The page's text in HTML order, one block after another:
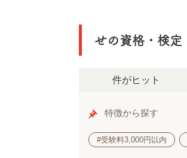
せの資格・検定
37件がヒット
特徴から探す
#受験料3,000円以内